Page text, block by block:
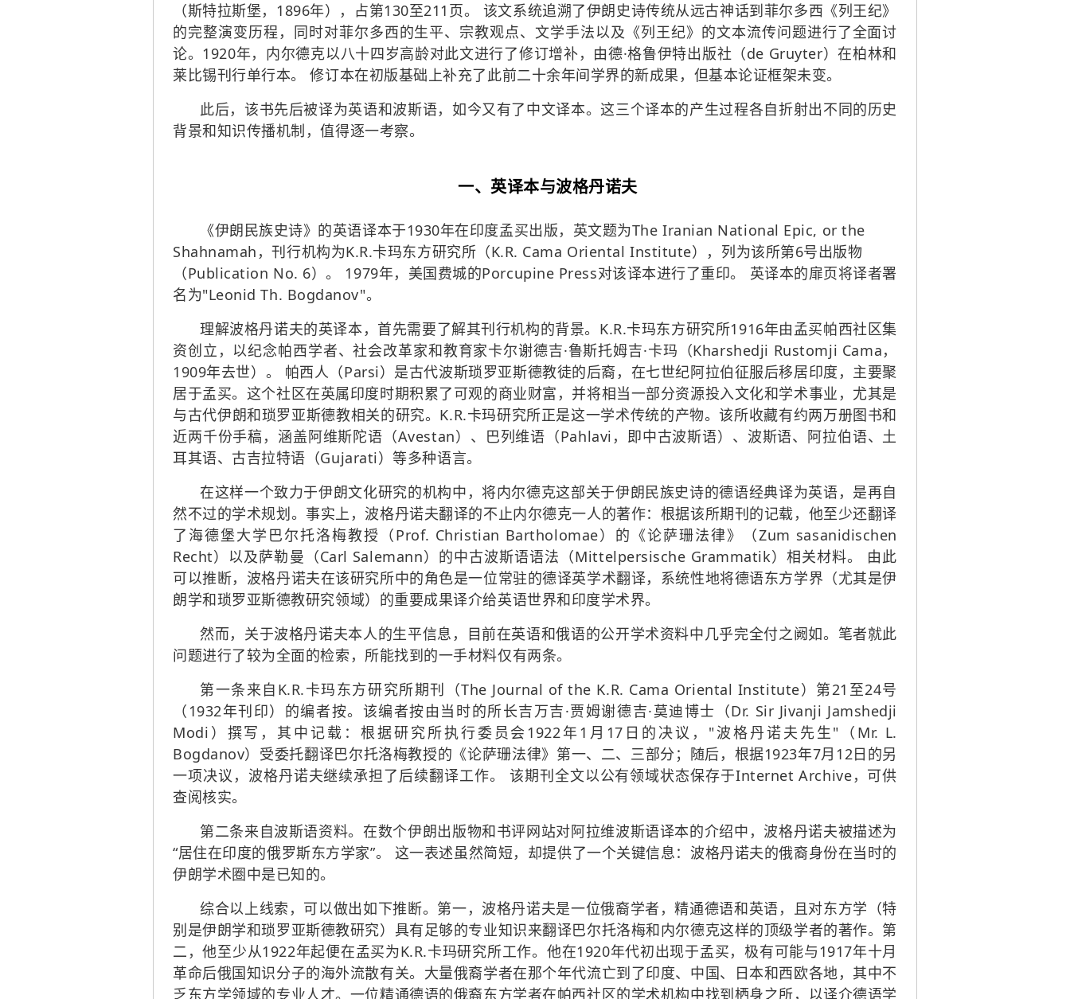
（斯特拉斯堡，1896年），占第130至211页。 该文系统追溯了伊朗史诗传统从远古神话到菲尔多西《列王纪》
的完整演变历程，同时对菲尔多西的生平、宗教观点、文学手法以及《列王纪》的文本流传问题进行了全面讨
论。1920年，内尔德克以八十四岁高龄对此文进行了修订增补，由德·格鲁伊特出版社（de Gruyter）在柏林和
莱比锡刊行单行本。 修订本在初版基础上补充了此前二十余年间学界的新成果，但基本论证框架未变。
此后，该书先后被译为英语和波斯语，如今又有了中文译本。这三个译本的产生过程各自折射出不同的历史
背景和知识传播机制，值得逐一考察。
一、英译本与波格丹诺夫
《伊朗民族史诗》的英语译本于1930年在印度孟买出版，英文题为The Iranian National Epic, or the
Shahnamah，刊行机构为K.R.卡玛东方研究所（K.R. Cama Oriental Institute），列为该所第6号出版物
（Publication No. 6）。 1979年，美国费城的Porcupine Press对该译本进行了重印。 英译本的扉页将译者署
名为"Leonid Th. Bogdanov"。
理解波格丹诺夫的英译本，首先需要了解其刊行机构的背景。K.R.卡玛东方研究所1916年由孟买帕西社区集
资创立，以纪念帕西学者、社会改革家和教育家卡尔谢德吉·鲁斯托姆吉·卡玛（Kharshedji Rustomji Cama，
1909年去世）。 帕西人（Parsi）是古代波斯琐罗亚斯德教徒的后裔，在七世纪阿拉伯征服后移居印度，主要聚
居于孟买。这个社区在英属印度时期积累了可观的商业财富，并将相当一部分资源投入文化和学术事业，尤其是
与古代伊朗和琐罗亚斯德教相关的研究。K.R.卡玛研究所正是这一学术传统的产物。该所收藏有约两万册图书和
近两千份手稿，涵盖阿维斯陀语 （Avestan）、巴列维语（Pahlavi，即中古波斯语）、波斯语、阿拉伯语、土
耳其语、古吉拉特语（Gujarati）等多种语言。
在这样一个致力于伊朗文化研究的机构中，将内尔德克这部关于伊朗民族史诗的德语经典译为英语，是再自
然不过的学术规划。事实上，波格丹诺夫翻译的不止内尔德克一人的著作：根据该所期刊的记载，他至少还翻译
了海德堡大学巴尔托洛梅教授（Prof. Christian Bartholomae）的《论萨珊法律》（Zum sasanidischen
Recht）以及萨勒曼（Carl Salemann）的中古波斯语语法（Mittelpersische Grammatik）相关材料。 由此
可以推断，波格丹诺夫在该研究所中的角色是一位常驻的德译英学术翻译，系统性地将德语东方学界（尤其是伊
朗学和琐罗亚斯德教研究领域）的重要成果译介给英语世界和印度学术界。
然而，关于波格丹诺夫本人的生平信息，目前在英语和俄语的公开学术资料中几乎完全付之阙如。笔者就此
问题进行了较为全面的检索，所能找到的一手材料仅有两条。
第一条来自K.R.卡玛东方研究所期刊（The Journal of the K.R. Cama Oriental Institute）第21至24号
（1932年刊印）的编者按。该编者按由当时的所长吉万吉·贾姆谢德吉·莫迪博士（Dr. Sir Jivanji Jamshedji
Modi）撰写，其中记载：根据研究所执行委员会1922年1月17日的决议，"波格丹诺夫先生"（Mr. L.
Bogdanov）受委托翻译巴尔托洛梅教授的《论萨珊法律》第一、二、三部分；随后，根据1923年7月12日的另
一项决议，波格丹诺夫继续承担了后续翻译工作。 该期刊全文以公有领域状态保存于Internet Archive，可供
查阅核实。
第二条来自波斯语资料。在数个伊朗出版物和书评网站对阿拉维波斯语译本的介绍中，波格丹诺夫被描述为
“居住在印度的俄罗斯东方学家”。 这一表述虽然简短，却提供了一个关键信息：波格丹诺夫的俄裔身份在当时的
伊朗学术圈中是已知的。
综合以上线索，可以做出如下推断。第一，波格丹诺夫是一位俄裔学者，精通德语和英语，且对东方学（特
别是伊朗学和琐罗亚斯德教研究）具有足够的专业知识来翻译巴尔托洛梅和内尔德克这样的顶级学者的著作。第
二，他至少从1922年起便在孟买为K.R.卡玛研究所工作。他在1920年代初出现于孟买，极有可能与1917年十月
革命后俄国知识分子的海外流散有关。大量俄裔学者在那个年代流亡到了印度、中国、日本和西欧各地，其中不
乏东方学领域的专业人才。一位精通德语的俄裔东方学者在帕西社区的学术机构中找到栖身之所，以译介德语学